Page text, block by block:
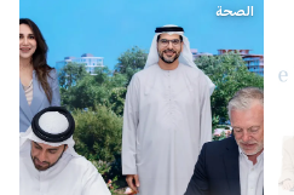
الصحة